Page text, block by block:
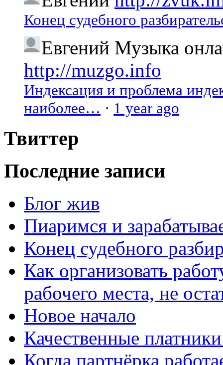
Конец судебного
Евгений Музыка
http://muzgo.info
Индексация и проблема
наиболее… · 1 year ago
Твиттер
Последние записи
Блог жив
Пиаримся и
Конец судебного
Как организовать
рабочего места, не
Новое начало
Качественные
Когда партнёрка